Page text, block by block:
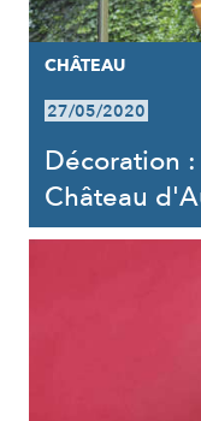
CHÂTEAU
27/05/2020
Décoration
Château